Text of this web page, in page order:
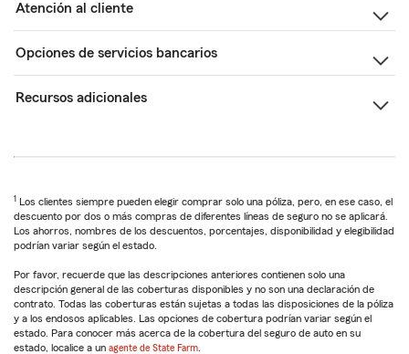
Atención al cliente
Opciones de servicios bancarios
Recursos adicionales
1 Los clientes siempre pueden elegir comprar solo una póliza, pero, en ese caso, el
descuento por dos o más compras de diferentes líneas de seguro no se aplicará.
Los ahorros, nombres de los descuentos, porcentajes, disponibilidad y elegibilidad
podrían variar según el estado.
Por favor, recuerde que las descripciones anteriores contienen solo una
descripción general de las coberturas disponibles y no son una declaración de
contrato. Todas las coberturas están sujetas a todas las disposiciones de la póliza
y a los endosos aplicables. Las opciones de cobertura podrían variar según el
estado. Para conocer más acerca de la cobertura del seguro de auto en su
estado, localice a un agente de State Farm